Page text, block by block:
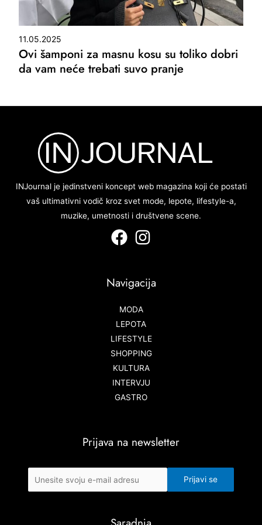
11.05.2025
Ovi šamponi za masnu kosu su toliko dobri
da vam neće trebati suvo pranje
INJournal je jedinstveni koncept web magazina koji će postati
vaš ultimativni vodič kroz svet mode, lepote, lifestyle-a,
muzike, umetnosti i društvene scene.
Navigacija
MODA
LEPOTA
LIFESTYLE
SHOPPING
KULTURA
INTERVJU
GASTRO
Prijava na newsletter